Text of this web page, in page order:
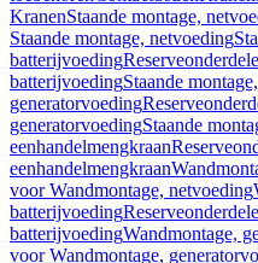
KranenStaande montage,
Staande montage, netvoeding
batterijvoeding
batterijvoedingStaande montage,
generatorvoeding
generatorvoedingStaande
eenhandelmengkraan
eenhandelmengkraan
voor Wandmontage, netvoeding
batterijvoeding
batterijvoedingWandmontage,
voor Wandmontage,